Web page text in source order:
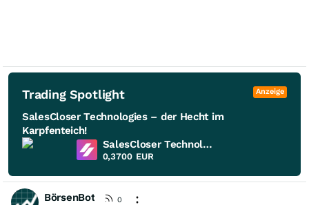
Trading Spotlight Anzeige
SalesCloser Technologies – der Hecht im
Karpfenteich!
SalesCloser Technologies
0,3700 EUR
BörsenBot
0